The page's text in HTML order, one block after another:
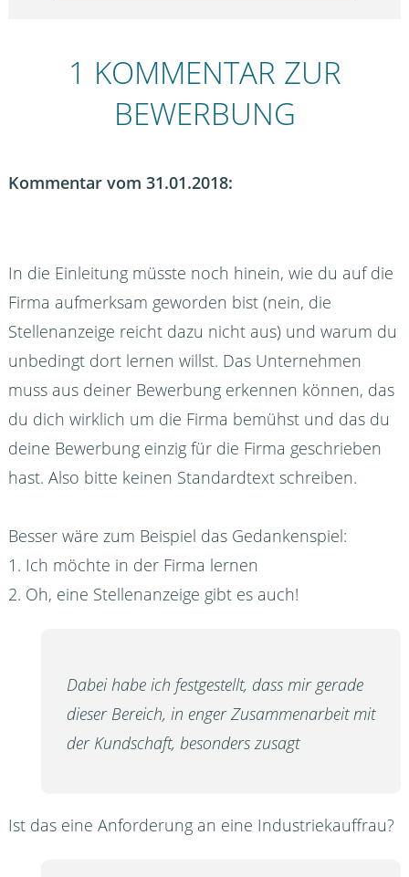
1 KOMMENTAR ZUR
BEWERBUNG
Kommentar vom 31.01.2018:
In die Einleitung müsste noch hinein, wie du auf die
Firma aufmerksam geworden bist (nein, die
Stellenanzeige reicht dazu nicht aus) und warum du
unbedingt dort lernen willst. Das Unternehmen
muss aus deiner Bewerbung erkennen können, das
du dich wirklich um die Firma bemühst und das du
deine Bewerbung einzig für die Firma geschrieben
hast. Also bitte keinen Standardtext schreiben.
Besser wäre zum Beispiel das Gedankenspiel:
1. Ich möchte in der Firma lernen
2. Oh, eine Stellenanzeige gibt es auch!
Dabei habe ich festgestellt, dass mir gerade
dieser Bereich, in enger Zusammenarbeit mit
der Kundschaft, besonders zusagt
Ist das eine Anforderung an eine Industriekauffrau?